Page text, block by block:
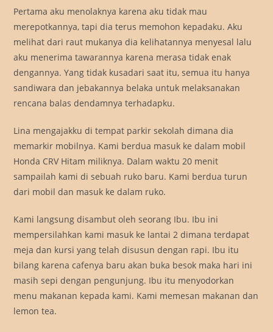
Pertama aku menolaknya karena aku tidak mau
merepotkannya, tapi dia terus memohon kepadaku. Aku
melihat dari raut mukanya dia kelihatannya menyesal lalu
aku menerima tawarannya karena merasa tidak enak
dengannya. Yang tidak kusadari saat itu, semua itu hanya
sandiwara dan jebakannya belaka untuk melaksanakan
rencana balas dendamnya terhadapku.
Lina mengajakku di tempat parkir sekolah dimana dia
memarkir mobilnya. Kami berdua masuk ke dalam mobil
Honda CRV Hitam miliknya. Dalam waktu 20 menit
sampailah kami di sebuah ruko baru. Kami berdua turun
dari mobil dan masuk ke dalam ruko.
Kami langsung disambut oleh seorang Ibu. Ibu ini
mempersilahkan kami masuk ke lantai 2 dimana terdapat
meja dan kursi yang telah disusun dengan rapi. Ibu itu
bilang karena cafenya baru akan buka besok maka hari ini
masih sepi dengan pengunjung. Ibu itu menyodorkan
menu makanan kepada kami. Kami memesan makanan dan
lemon tea.